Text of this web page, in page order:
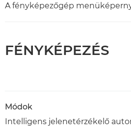
A fényképezőgép
FÉNYKÉPEZÉS
Módok
Intelligens jelenetérzékelő